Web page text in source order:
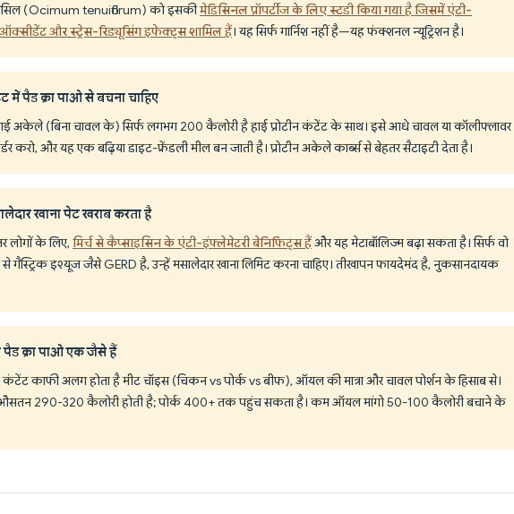
(Ocimum tenuiflorum) को इसकीमेडिसिनल प्रॉपर्टीज के लिए स्टडी किया गया है जिसमें एंटी-
और स्ट्रेस-रिड्यूसिंग इफेक्ट्स शामिल हैं। यह सिर्फ गार्निश नहीं है—यह फंक्शनल न्यूट्रिशन है।
में पैड क्रा पाओ से बचना चाहिए
अकेले (बिना चावल के) सिर्फ लगभग 200 कैलोरी है हाई प्रोटीन कंटेंट के साथ। इसे आधे चावल या कॉलीफ्लावर
करो, और यह एक बढ़िया डाइट-फ्रेंडली मील बन जाती है। प्रोटीन अकेले कार्ब्स से बेहतर सैटाइटी देता है।
खाना पेट खराब करता है
लोगों के लिए, मिर्च से कैप्साइसिन के एंटी-इंफ्लेमेटरी बेनिफिट्स हैंऔर यह मेटाबॉलिज्म बढ़ा सकता है। सिर्फ वो
गैस्ट्रिक इश्यूज जैसे GERD है, उन्हें मसालेदार खाना लिमिट करना चाहिए। तीखापन फायदेमंद है, नुकसानदायक
पैड क्रा पाओ एक जैसे हैं
काफी अलग होता है मीट चॉइस (चिकन vs पोर्क vs बीफ), ऑयल की मात्रा और चावल पोर्शन के हिसाब से।
290-320 कैलोरी होती है; पोर्क 400+ तक पहुंच सकता है। कम ऑयल मांगो 50-100 कैलोरी बचाने के